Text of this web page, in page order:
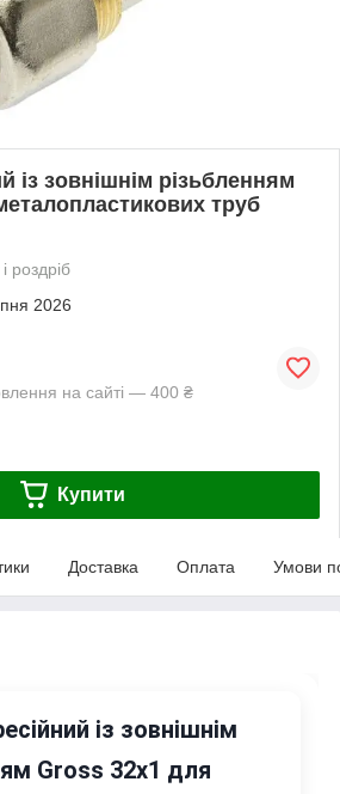
із зовнішнім різьбленням
труб
роздріб
2026
на сайті — 400 ₴
Купити
Доставка Оплата Умови
із зовнішнім
Gross 32х1 для